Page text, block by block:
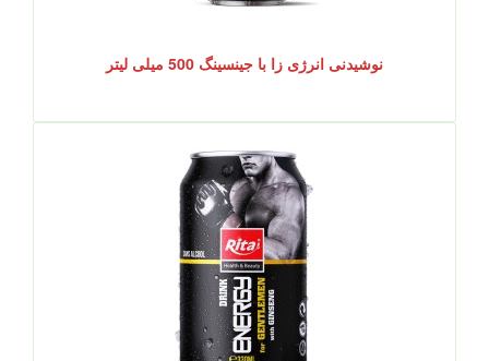
نوشیدنی انرژی زا با جینسینگ 500 میلی لیتر